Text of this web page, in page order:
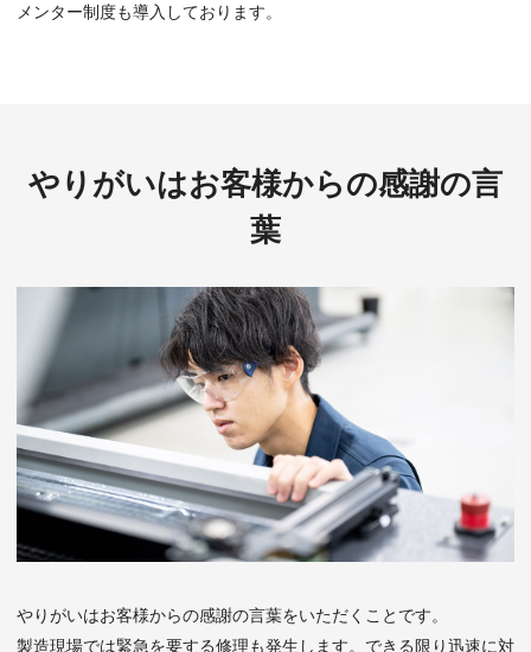
メンター制度も導入しております。
やりがいはお客様からの感謝の言
葉
やりがいはお客様からの感謝の言葉をいただくことです。
製造現場では緊急を要する修理も発生します。できる限り迅速に対